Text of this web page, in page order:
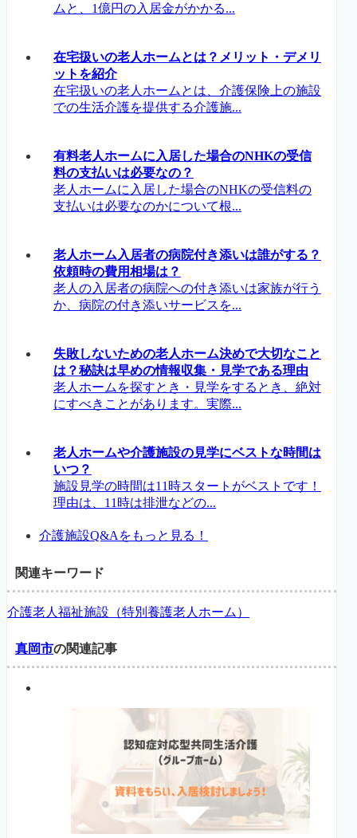
ムと、1億円の入居金がかかる...
在宅扱いの老人ホームとは？メリット・デメリ
ットを紹介
在宅扱いの老人ホームとは、介護保険上の施設
での生活介護を提供する介護施...
有料老人ホームに入居した場合のNHKの受信
料の支払いは必要なの？
老人ホームに入居した場合のNHKの受信料の
支払いは必要なのかについて根...
老人ホーム入居者の病院付き添いは誰がする？
依頼時の費用相場は？
老人の入居者の病院への付き添いは家族が行う
か、病院の付き添いサービスを...
失敗しないための老人ホーム決めで大切なこと
は？秘訣は早めの情報収集・見学である理由
老人ホームを探すとき・見学をするとき、絶対
にすべきことがあります。実際...
老人ホームや介護施設の見学にベストな時間は
いつ？
施設見学の時間は11時スタートがベストです！
理由は、11時は排泄などの...
介護施設Q&Aをもっと見る！
関連キーワード
介護老人福祉施設（特別養護老人ホーム）
真岡市の関連記事